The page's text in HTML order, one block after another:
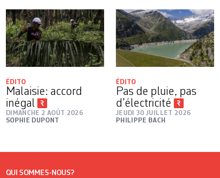
ÉDITO
Malaisie: accord
inégal
DIMANCHE 2 AOÛT 2026
SOPHIE DUPONT
ÉDITO
Pas de pluie, pas
d’électricité
JEUDI 30 JUILLET 2026
PHILIPPE BACH
QUI SOMMES-NOUS?